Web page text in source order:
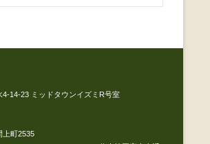
4-14-23 ミッドタウンイズミR号室
上町2535